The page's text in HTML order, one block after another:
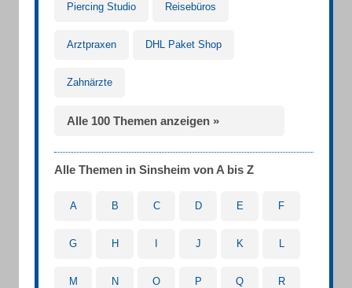
Piercing Studio Reisebüros
Arztpraxen DHL Paket Shop
Zahnärzte
Alle 100 Themen anzeigen »
Alle Themen in Sinsheim von A bis Z
A B C D E F
G H J K L
M N O P Q R